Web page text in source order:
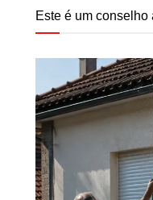
Este é um conselho